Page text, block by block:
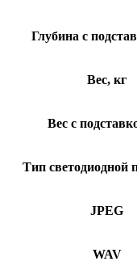
Глубина с
Вес, кг
Вес с
Тип светодиодной
JPEG
WAV